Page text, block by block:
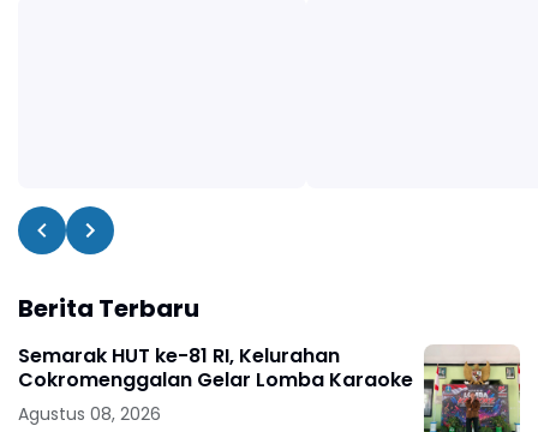
Berita Terbaru
Semarak HUT ke-81 RI, Kelurahan
Cokromenggalan Gelar Lomba Karaoke
Agustus 08, 2026